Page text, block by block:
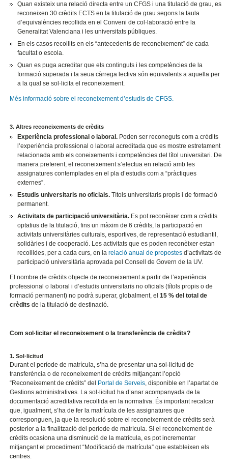
Quan existeix una relació directa entre un CFGS i una titulació de grau, es
reconeixen 30 crèdits ECTS en la titulació de grau segons la taula
d’equivalències recollida en el Conveni de col·laboració entre la
Generalitat Valenciana i les universitats públiques.
En els casos recollits en els “antecedents de reconeixement” de cada
facultat o escola.
Quan es puga acreditar que els continguts i les competències de la
formació superada i la seua càrrega lectiva són equivalents a aquella per
a la qual se sol·licita el reconeixement.
Més informació sobre el reconeixement d’estudis de CFGS.
3. Altres reconeixements de crèdits
Experiència professional o laboral. Poden ser reconeguts com a crèdits
l’experiència professional o laboral acreditada que es mostre estretament
relacionada amb els coneixements i competències del títol universitari. De
manera preferent, el reconeixement s’efectua en relació amb les
assignatures contemplades en el pla d’estudis com a “pràctiques
externes”.
Estudis universitaris no oficials. Títols universitaris propis i de formació
permanent.
Activitats de participació universitària. Es pot reconèixer com a crèdits
optatius de la titulació, fins un màxim de 6 crèdits, la participació en
activitats universitàries culturals, esportives, de representació estudiantil,
solidàries i de cooperació. Les activitats que es poden reconèixer estan
recollides, per a cada curs, en larelació anual de propostes d’activitats de
participació universitària aprovada pel Consell de Govern de la UV.
El nombre de crèdits objecte de reconeixement a partir de l’experiència
professional o laboral i d’estudis universitaris no oficials (títols propis o de
formació permanent) no podrà superar, globalment, el15 % del total de
crèdits de la titulació de destinació.
Com sol·licitar el reconeixement o la transferència de crèdits?
1. Sol·licitud
Durant el període de matrícula, s’ha de presentar una sol·licitud de
transferència o de reconeixement de crèdits mitjançant l’opció
“Reconeixement de crèdits” del Portal de Serveis, disponible en l’apartat de
Gestions administratives. La sol·licitud ha d’anar acompanyada de la
documentació acreditativa recollida en la normativa. És important recalcar
que, igualment, s’ha de fer la matrícula de les assignatures que
corresponguen, ja que la resolució sobre el reconeixement de crèdits serà
posterior a la finalització del període de matrícula. Si el reconeixement de
crèdits ocasiona una disminució de la matrícula, es pot incrementar
mitjançant el procediment “Modificació de matrícula” que estableixen els
centres.